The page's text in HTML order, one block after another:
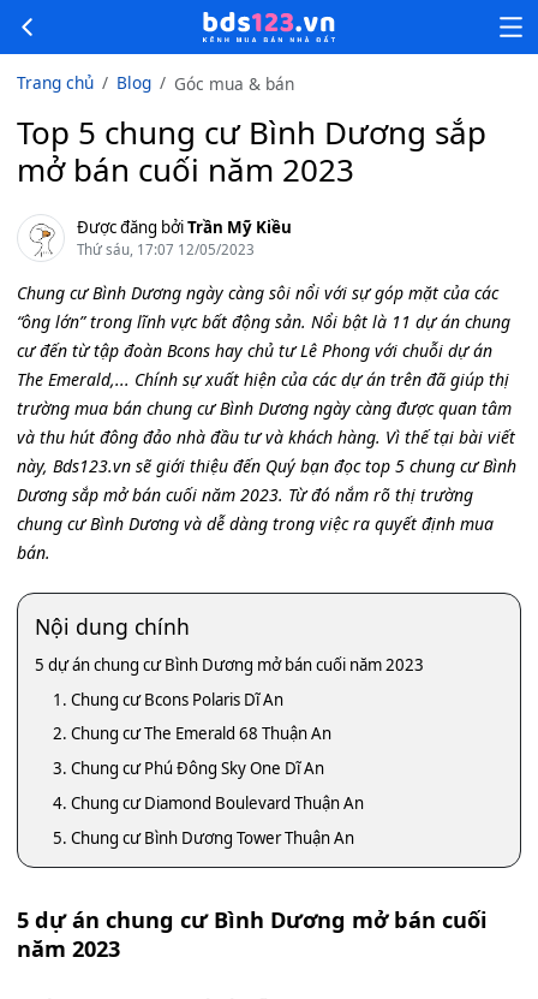
Trang chủ Blog Góc mua & bán
Top 5 chung cư Bình Dương sắp
mở bán cuối năm 2023
Được đăng bởiTrần Mỹ Kiều
Thứ sáu, 17:07 12/05/2023
Chung cư Bình Dương ngày càng sôi nổi với sự góp mặt của các
“ông lớn” trong lĩnh vực bất động sản. Nổi bật là 11 dự án chung
cư đến từ tập đoàn Bcons hay chủ tư Lê Phong với chuỗi dự án
The Emerald,... Chính sự xuất hiện của các dự án trên đã giúp thị
trường mua bán chung cư Bình Dương ngày càng được quan tâm
và thu hút đông đảo nhà đầu tư và khách hàng. Vì thế tại bài viết
này, Bds123.vn sẽ giới thiệu đến Quý bạn đọc top 5 chung cư Bình
Dương sắp mở bán cuối năm 2023. Từ đó nắm rõ thị trường
chung cư Bình Dương và dễ dàng trong việc ra quyết định mua
bán.
Nội dung chính
5 dự án chung cư Bình Dương mở bán cuối năm 2023
1. Chung cư Bcons Polaris Dĩ An
2. Chung cư The Emerald 68 Thuận An
3. Chung cư Phú Đông Sky One Dĩ An
4. Chung cư Diamond Boulevard Thuận An
5. Chung cư Bình Dương Tower Thuận An
5 dự án chung cư Bình Dương mở bán cuối
năm 2023